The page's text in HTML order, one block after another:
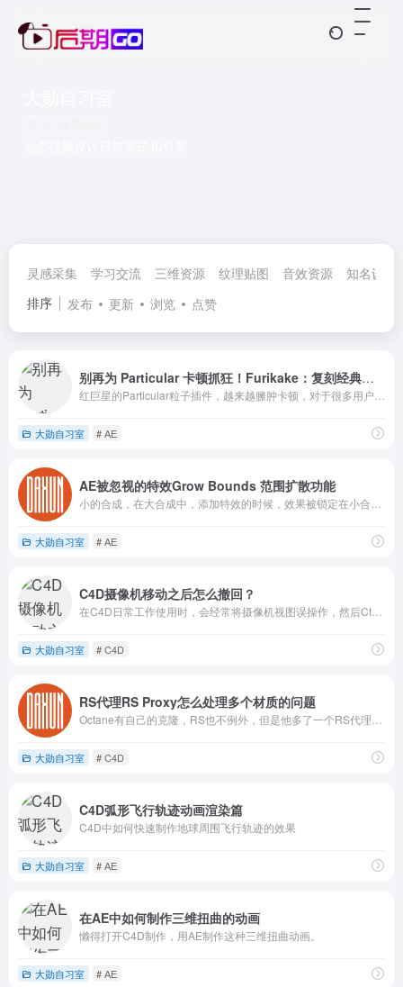
灵感采集 学习交流 三维资源 纹理贴图 音效资源
知名设计
排序
发布 更新 浏览 点赞
别再为 Particular 卡顿抓狂！Furikake：复刻经典操作，还你流畅创作
大勋自习室 # AE
AE被忽视的特效Grow Bounds 范围扩散功能
大勋自习室 # AE
C4D摄像机移动之后怎么撤回？
大勋自习室 # C4D
RS代理RS Proxy怎么处理多个材质的问题
大勋自习室 # C4D
C4D弧形飞行轨迹动画渲染篇
C4D中如何快速制作地球周围飞行轨迹的效果
大勋自习室 # AE
在AE中如何制作三维扭曲的动画
懒得打开C4D制作，用AE制作这种三维扭曲动画。
大勋自习室 # AE